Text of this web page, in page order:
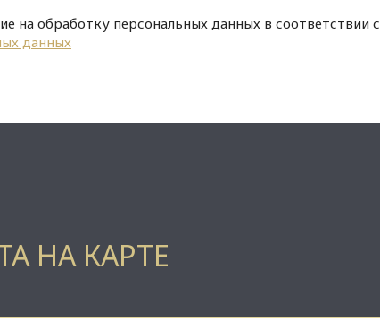
на обработку персональных данных в соответствии с
данных
НА КАРТЕ